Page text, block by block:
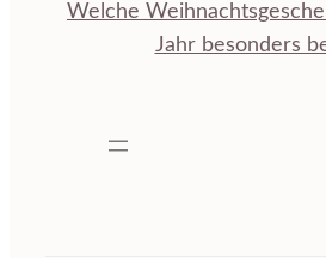
Welche
Jahr besonders